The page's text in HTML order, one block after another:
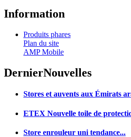
Information
Produits phares
Plan du site
AMP Mobile
DernierNouvelles
Stores et auvents aux Émirats
ETEX Nouvelle toile de
Store enrouleur uni tendance...